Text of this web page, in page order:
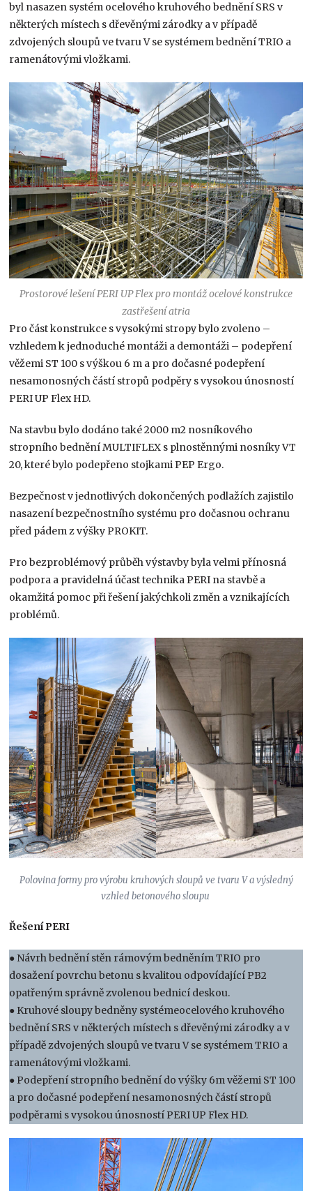
byl nasazen systém ocelového kruhového bednění SRS v
některých místech s dřevěnými zárodky a v případě
zdvojených sloupů ve tvaru V se systémem bednění TRIO a
ramenátovými vložkami.
Prostorové lešení PERI UP Flex pro montáž ocelové konstrukce
zastřešení atria
Pro část konstrukce s vysokými stropy bylo zvoleno –
vzhledem k jednoduché montáži a demontáži – podepření
věžemi ST 100 s výškou 6 m a pro dočasné podepření
nesamonosných částí stropů podpěry s vysokou únosností
PERI UP Flex HD.
Na stavbu bylo dodáno také 2000 m2 nosníkového
stropního bednění MULTIFLEX s plnostěnnými nosníky VT
20, které bylo podepřeno stojkami PEP Ergo.
Bezpečnost v jednotlivých dokončených podlažích zajistilo
nasazení bezpečnostního systému pro dočasnou ochranu
před pádem z výšky PROKIT.
Pro bezproblémový průběh výstavby byla velmi přínosná
podpora a pravidelná účast technika PERI na stavbě a
okamžitá pomoc při řešení jakýchkoli změn a vznikajících
problémů.
Polovina formy pro výrobu kruhových sloupů ve tvaru V a výsledný
vzhled betonového sloupu
Řešení PERI
● Návrh bednění stěn rámovým bedněním TRIO pro
dosažení povrchu betonu s kvalitou odpovídající PB2
opatřeným správně zvolenou bednicí deskou.
● Kruhové sloupy bedněny systémeocelového kruhového
bednění SRS v některých místech s dřevěnými zárodky a v
případě zdvojených sloupů ve tvaru V se systémem TRIO a
ramenátovými vložkami.
● Podepření stropního bednění do výšky 6m věžemi ST 100
a pro dočasné podepření nesamonosných částí stropů
podpěrami s vysokou únosností PERI UP Flex HD.